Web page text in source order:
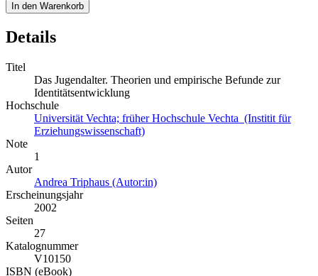
In den Warenkorb
Details
Titel
Das Jugendalter. Theorien und empirische Befunde zur
Identitätsentwicklung
Hochschule
Universität Vechta; früher Hochschule Vechta (Institit für
Erziehungswissenschaft)
Note
1
Autor
Andrea Triphaus (Autor:in)
Erscheinungsjahr
2002
Seiten
27
Katalognummer
V10150
ISBN (eBook)